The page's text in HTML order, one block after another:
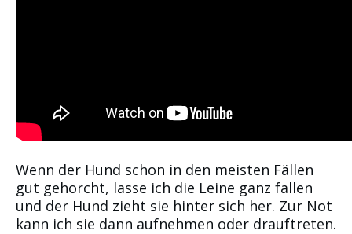
Wenn der Hund schon in den meisten Fällen
gut gehorcht, lasse ich die Leine ganz fallen
und der Hund zieht sie hinter sich her. Zur Not
kann ich sie dann aufnehmen oder drauftreten.